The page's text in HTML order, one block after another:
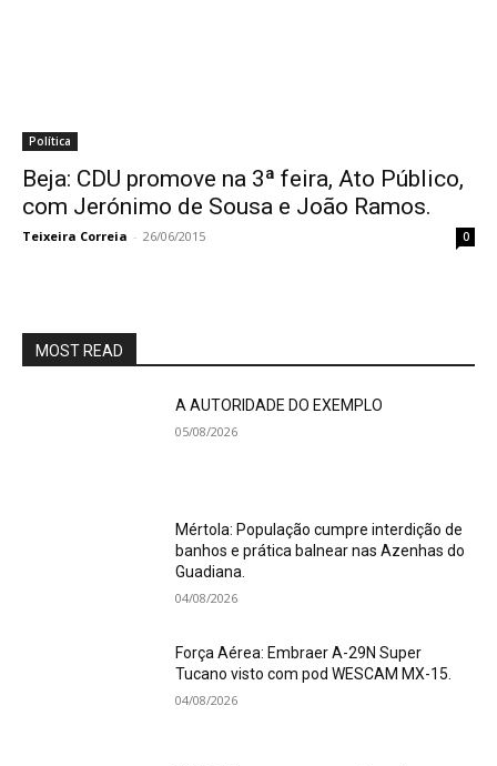
Política
Beja: CDU promove na 3ª feira, Ato Público,
com Jerónimo de Sousa e João Ramos.
Teixeira Correia - 26/06/2015 0
MOST READ
A AUTORIDADE DO EXEMPLO
05/08/2026
Mértola: População cumpre interdição de
banhos e prática balnear nas Azenhas do
Guadiana.
04/08/2026
Força Aérea: Embraer A-29N Super
Tucano visto com pod WESCAM MX-15.
04/08/2026